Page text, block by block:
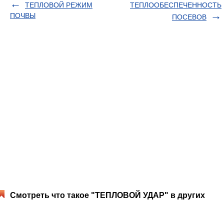
ТЕПЛОВОЙ РЕЖИМ
ПОЧВЫ
ТЕПЛООБЕСПЕЧЕННОСТЬ
ПОСЕВОВ
Смотреть что такое "ТЕПЛОВОЙ УДАР" в других